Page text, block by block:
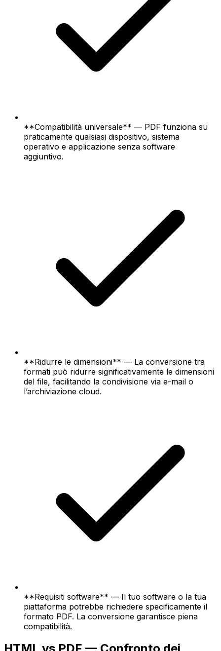
**Compatibilità universale** — PDF funziona su
praticamente qualsiasi dispositivo, sistema
operativo e applicazione senza software
aggiuntivo.
**Ridurre le dimensioni** — La conversione tra
formati può ridurre significativamente le dimensioni
del file, facilitando la condivisione via e-mail o
l’archiviazione cloud.
**Requisiti software** — Il tuo software o la tua
piattaforma potrebbe richiedere specificamente il
formato PDF. La conversione garantisce piena
compatibilità.
HTML vs PDF — Confronto dei